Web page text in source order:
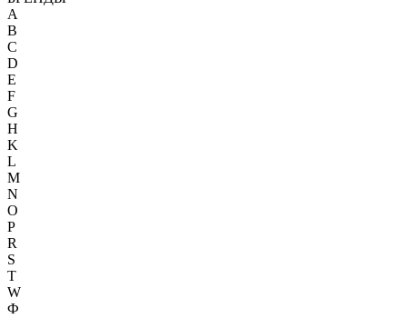
A
B
C
D
E
F
G
H
K
L
M
N
O
P
R
S
T
W
Ф